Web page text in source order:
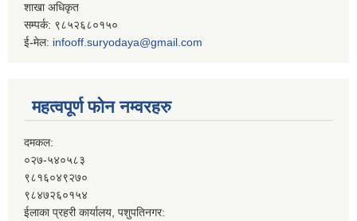
शाखा अधिकृत
सम्पर्क: ९८५२६८०१५०
ई-मेल: infooff.suryodaya@gmail.com
महत्वपूर्ण फोन नम्वरहरु
दमकल:
०२७-५४०५८३
९८१६०४९२७०
९८४७२६०१५४
ईलाका प्रहरी कार्यालय, पशुपतिनगर: